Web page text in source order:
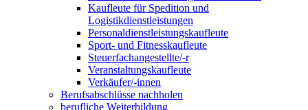
Kaufleute für Spedition und
Logistikdienstleistungen
Personaldienstleistungskaufleute
Sport- und Fitnesskaufleute
Steuerfachangestellte/-r
Veranstaltungskaufleute
Verkäufer/-innen
Berufsabschlüsse nachholen
berufliche Weiterbildung